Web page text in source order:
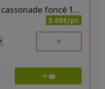
Sucre de canne semoule / cassonade foncé 1 kg Hygiena
5.68€/pc
+